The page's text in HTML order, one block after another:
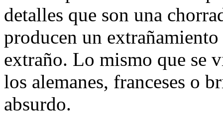
detalles que son una
producen un
extraño. Lo mismo que se
los alemanes, franceses o
absurdo.